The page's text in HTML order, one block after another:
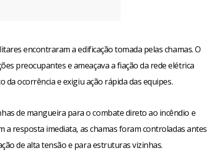
encontraram a edificação tomada pelas chamas. O
preocupantes e ameaçava a fiação da rede elétrica
da ocorrência e exigiu ação rápida das equipes.
de mangueira para o combate direto ao incêndio e
a resposta imediata, as chamas foram controladas antes
de alta tensão e para estruturas vizinhas.